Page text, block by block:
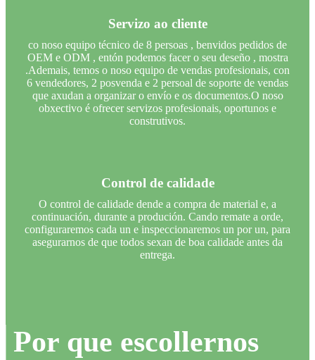
Servizo ao cliente
co noso equipo técnico de 8 persoas , benvidos pedidos de
OEM e ODM , entón podemos facer o seu deseño , mostra
.Ademais, temos o noso equipo de vendas profesionais, con
6 vendedores, 2 posvenda e 2 persoal de soporte de vendas
que axudan a organizar o envío e os documentos.O noso
obxectivo é ofrecer servizos profesionais, oportunos e
construtivos.
Control de calidade
O control de calidade dende a compra de material e, a
continuación, durante a produción. Cando remate a orde,
configuraremos cada un e inspeccionaremos un por un, para
asegurarnos de que todos sexan de boa calidade antes da
entrega.
Por que escollernos